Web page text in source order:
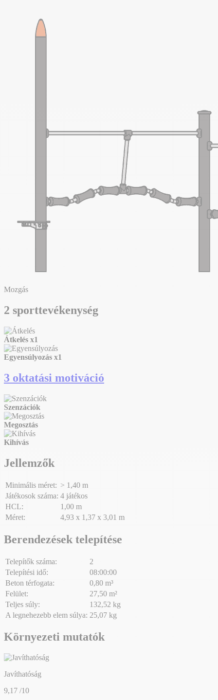
Mozgás
2 sporttevékenység
Átkelés x1
Egyensúlyozás x1
3 oktatási motiváció
Szenzációk
Megosztás
Kihívás
Jellemzők
Minimális méret: > 1,40 m
Játékosok száma: 4 játékos
HCL:
1,00 m
Méret:
4,93 x 1,37 x 3,01 m
Berendezések telepítése
Telepítők száma:
2
Telepítési idő:
08:00:00
Beton térfogata:
0,80 m³
Felület:
27,50 m²
Teljes súly:
132,52 kg
A legnehezebb elem súlya: 25,07 kg
Környezeti mutatók
Javíthatóság
9,17 /10